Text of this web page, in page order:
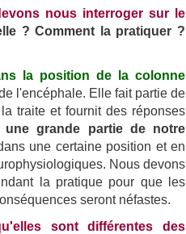
nous interroger sur le
? Comment la pratiquer ?
la position de la colonne
l'encéphale. Elle fait partie de
traite et fournit des réponses
une grande partie de notre
une certaine position et en
Nous devons
la pratique pour que les
seront néfastes.
sont différentes des